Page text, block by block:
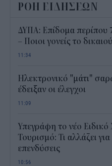
ΡΟΗ ΕΙΔΗΣΕΩΝ
ΔΥΠΑ: Επίδομα περίπου
– Ποιοι γονείς το
11:34
Ηλεκτρονικό "μάτι"
έδειξαν οι έλεγχοι
11:09
Υπεγράφη το νέο Ειδικό
Τουρισμό: Τι αλλάζει
επενδύσεις
10:56